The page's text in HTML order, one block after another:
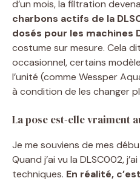
d’un mois, la filtration
charbons actifs de la
dosés pour les machines
costume sur mesure. Cela
occasionnel, certains
l’unité (comme Wessper
à condition de les changer
La pose est-elle vraiment
Je me souviens de mes
Quand j’ai vu la DLSC002,
techniques. En réalité,